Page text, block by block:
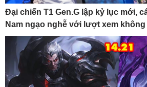
Đại chiến T1 Gen.G lập kỷ lục mới,
Nam ngạo nghễ với lượt xem